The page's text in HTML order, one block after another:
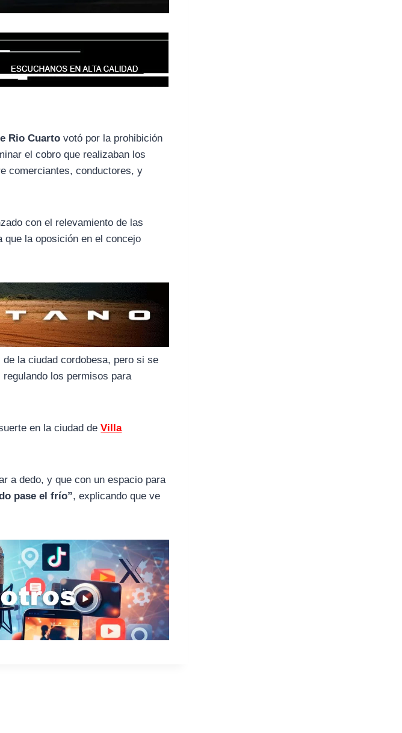
Rio Cuarto votó por la prohibición
el cobro que realizaban los
comerciantes, conductores, y
con el relevamiento de las
que la oposición en el concejo
la ciudad cordobesa, pero si se
los permisos para
en la ciudad deVilla
a dedo, y que con un espacio para
pase el frío”, explicando que ve